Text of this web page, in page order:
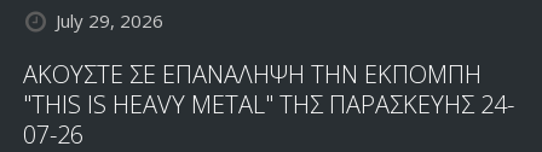
July 29, 2026
ΑΚΟΥΣΤΕ ΣΕ ΕΠΑΝΑΛΗΨΗ ΤΗΝ ΕΚΠΟΜΠΗ
"THIS IS HEAVY METAL" ΤΗΣ ΠΑΡΑΣΚΕΥΗΣ 24-
07-26